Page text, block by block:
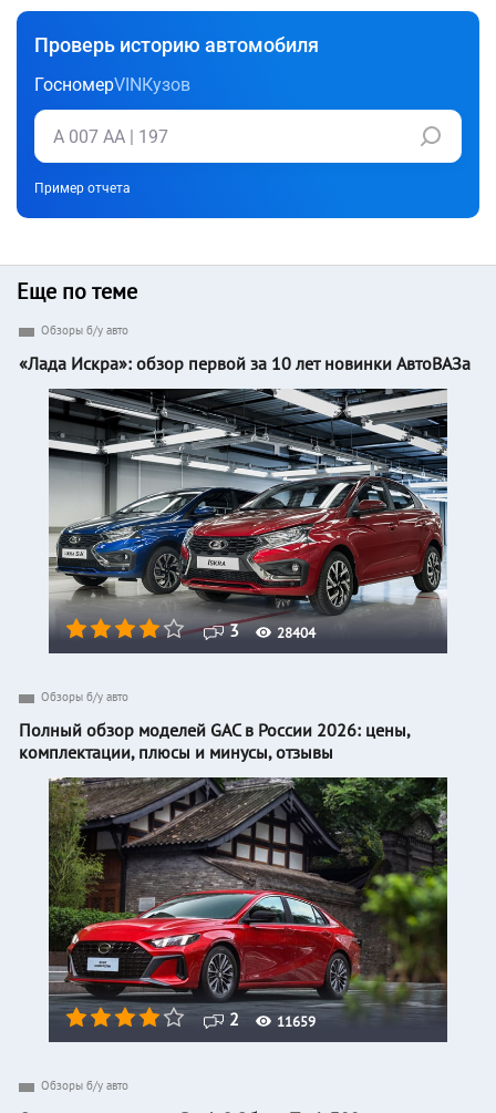
Проверь историю автомобиля
ГосномерVIN Кузов
Пример отчета
Еще по теме
3 28404
Обзоры б/у авто
«Лада Искра»: обзор первой за 10 лет новинки АвтоВАЗа
2 11659
Обзоры б/у авто
Полный обзор моделей GAC в России 2026: цены,
комплектации, плюсы и минусы, отзывы
Обзоры б/у авто